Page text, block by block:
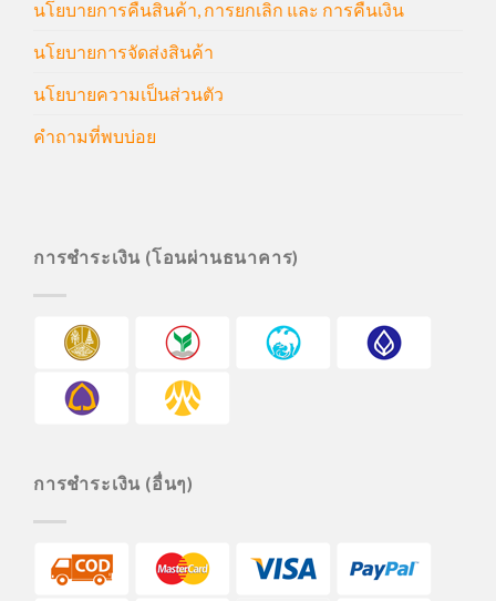
นโยบายการคืนสินค้า, การยกเลิก และ การคืนเงิน
นโยบายการจัดส่งสินค้า
นโยบายความเป็นส่วนตัว
คำถามที่พบบ่อย
การชำระเงิน (โอนผ่านธนาคาร)
การชำระเงิน (อื่นๆ)